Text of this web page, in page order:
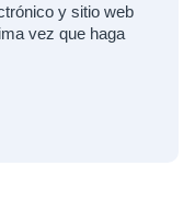
y sitio web
vez que haga